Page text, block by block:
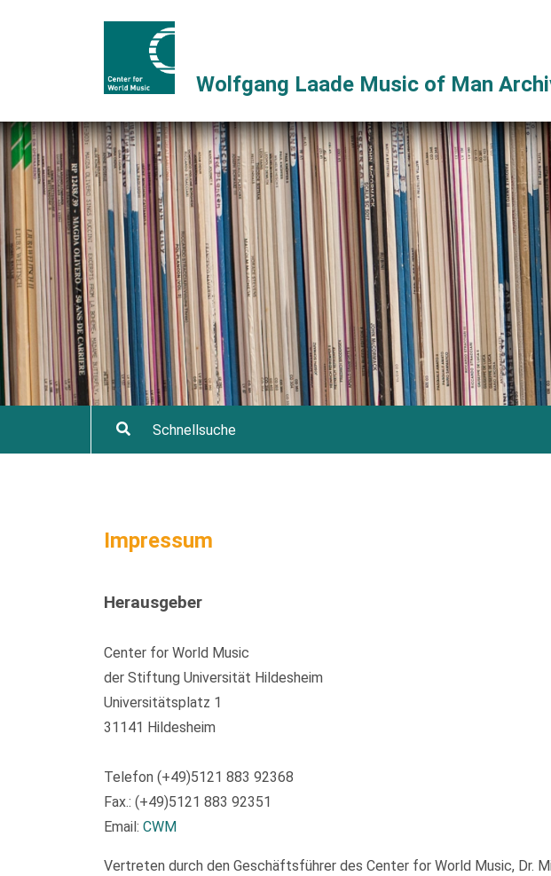
Wolfgang Laade Music of Man
Impressum
Herausgeber
Center for World Music
der Stiftung Universität Hildesheim
Universitätsplatz 1
31141 Hildesheim
Telefon (+49)5121 883 92368
Fax.: (+49)5121 883 92351
Email: CWM
Vertreten durch den Geschäftsführer des Center for World Music, Dr.